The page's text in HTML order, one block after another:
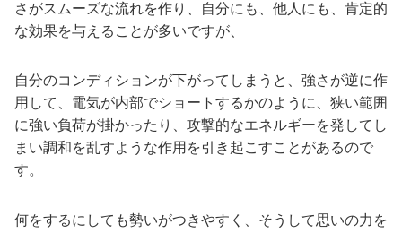
さがスムーズな流れを作り、自分にも、他人にも、肯定的
な効果を与えることが多いですが、
自分のコンディションが下がってしまうと、強さが逆に作
用して、電気が内部でショートするかのように、狭い範囲
に強い負荷が掛かったり、攻撃的なエネルギーを発してし
まい調和を乱すような作用を引き起こすことがあるので
す。
何をするにしても勢いがつきやすく、そうして思いの力を